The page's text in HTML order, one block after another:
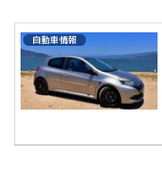
自動車情報